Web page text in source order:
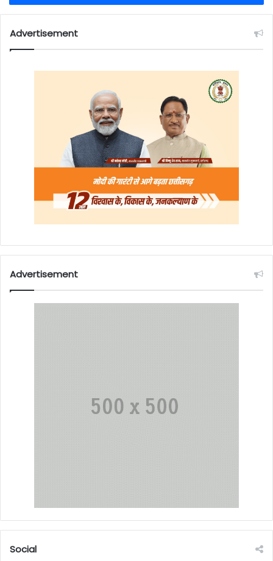
Advertisement
Advertisement
Social